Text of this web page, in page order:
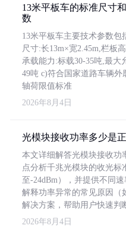
13米平板车的标准尺寸
数
13米平板车主要技术参数包
尺寸:长13m×宽2.45m,栏板
承载能力:标载30-35吨,最大
49吨 c)符合国家道路车辆外
轴荷限值标准
2026年8月4日
光模块接收功率多少是
本文详细解答光模块接收功
点分析千兆光模块的收光标
至-24dBm），并提供不同
解释功率异常的常见原因（
解决方案，帮助用户快速判
2026年8月4日